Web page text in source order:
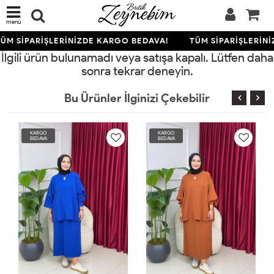
menü
SİPARİŞLERİNİZDE KARGO BEDAVA! TÜM
İlgili ürün bulunamadı veya satışa kapalı. Lütfen daha
sonra tekrar deneyin.
Bu Ürünler İlginizi Çekebilir
KARGO
BEDAVA
KARGO
BEDAVA